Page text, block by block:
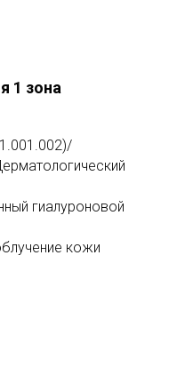
1 зона
гиалуроновой
кожи